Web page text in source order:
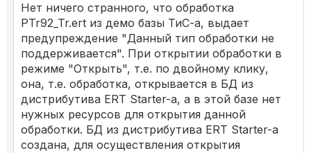
Нет ничего странного, что обработка
PTr92_Tr.ert из демо базы ТиС-а, выдает
предупреждение "Данный тип обработки не
поддерживается". При открытии обработки в
режиме "Открыть", т.е. по двойному клику,
она, т.е. обработка, открывается в БД из
дистрибутива ERT Starter-а, а в этой базе нет
нужных ресурсов для открытия данной
обработки. БД из дистрибутива ERT Starter-а
создана, для осуществления открытия